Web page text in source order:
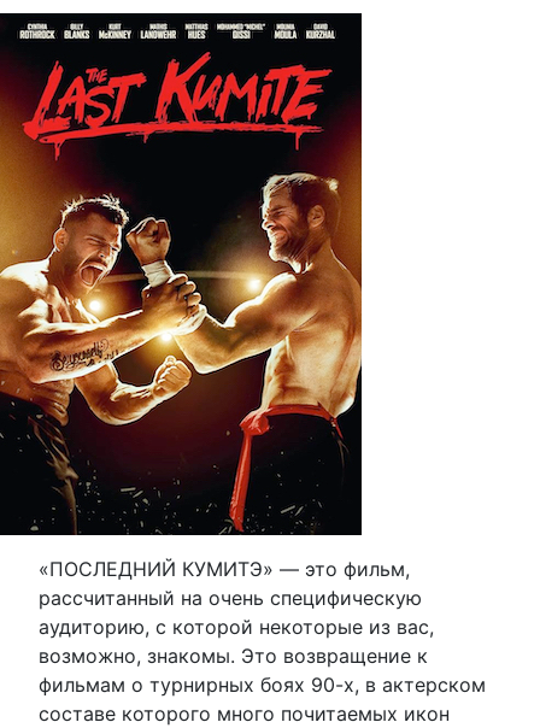
«ПОСЛЕДНИЙ КУМИТЭ» — это фильм,
рассчитанный на очень специфическую
аудиторию, с которой некоторые из вас,
возможно, знакомы. Это возвращение к
фильмам о турнирных боях 90-х, в актерском
составе которого много почитаемых икон